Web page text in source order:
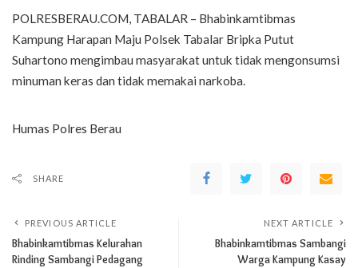
POLRESBERAU.COM, TABALAR – Bhabinkamtibmas
Kampung Harapan Maju Polsek Tabalar Bripka Putut
Suhartono mengimbau masyarakat untuk tidak mengonsumsi
minuman keras dan tidak memakai narkoba.
Humas Polres Berau
SHARE
PREVIOUS ARTICLE
Bhabinkamtibmas Kelurahan
Rinding Sambangi Pedagang
NEXT ARTICLE
Bhabinkamtibmas Sambangi
Warga Kampung Kasay